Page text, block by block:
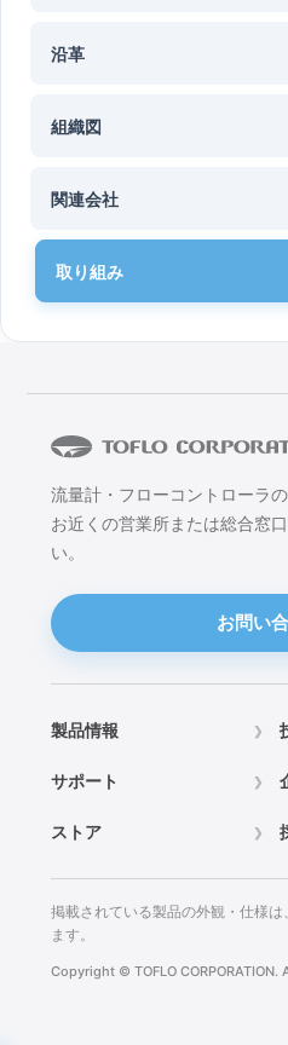
沿革
組織図
関連会社
取り組み
流量計・フローコントローラの
お近くの営業所または総合窓
い。
お問い
製品情報
サポート
ストア
掲載されている製品の外観・仕様
ます。
Copyright © TOFLO CORPORATION.